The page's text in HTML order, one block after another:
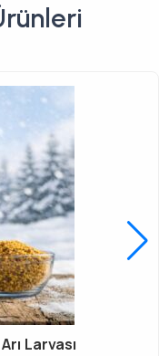
Larvası